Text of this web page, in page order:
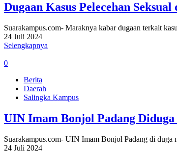
Dugaan Kasus Pelecehan
Suarakampus.com- Maraknya kabar dugaan terkait
24 Juli 2024
Selengkapnya
0
Berita
Daerah
Salingka Kampus
UIN Imam Bonjol Padang
Suarakampus.com- UIN Imam Bonjol Padang di
24 Juli 2024